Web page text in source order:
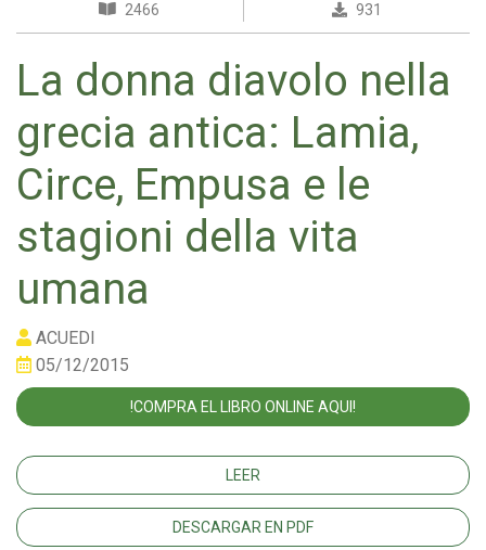
2466 931
La donna diavolo nella
grecia antica: Lamia,
Circe, Empusa e le
stagioni della vita
umana
ACUEDI
05/12/2015
!COMPRA EL LIBRO ONLINE AQUI!
LEER
DESCARGAR EN PDF